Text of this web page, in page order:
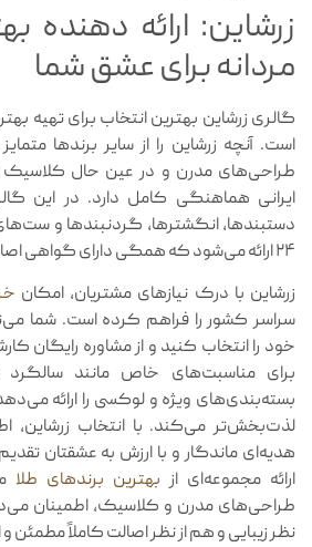
زرشاین: ارائه دهنده
مردانه برای عشق شما
گالری زرشاین بهترین انتخاب برای تهیه
است. آنچه زرشاین را از سایر برندها
طراحی‌های مدرن و در عین حال کلاسیک
ایرانی هماهنگی کامل دارد. در این
۲۴ ارائه می‌شود که همگی دارای گواهی اصالت هستند.
زرشاین با درک نیازهای مشتریان، امکان
سراسر کشور را فراهم کرده است. شما
خود را انتخاب کنید و از مشاوره رایگان
برای مناسبت‌های خاص مانند سالگرد
بسته‌بندی‌های ویژه و لوکسی را ارائه
لذت‌بخش‌تر می‌کند. با انتخاب زرشاین،
هدیه‌ای ماندگار و با ارزش به عشقتان
ارائه مجموعه‌ای از بهترین برندهای طلا
طراحی‌های مدرن و کلاسیک، اطمینان
نظر زیبایی و هم از نظر اصالت کاملاً مطمئن و